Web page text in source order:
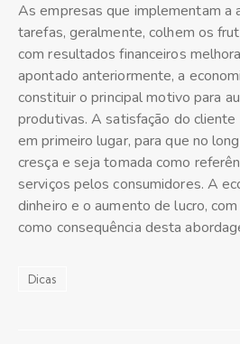
As empresas que implementam a
tarefas, geralmente, colhem os
com resultados financeiros
apontado anteriormente, a
constituir o principal motivo para
produtivas. A satisfação do
em primeiro lugar, para que no
cresça e seja tomada como
serviços pelos consumidores. A
dinheiro e o aumento de lucro,
como consequência desta
Dicas